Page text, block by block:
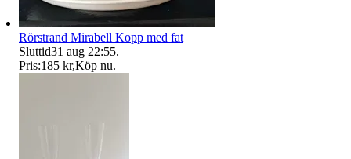
Rörstrand Mirabell Kopp med fat
Sluttid31 aug 22:55.
Pris:185 kr,Köp nu.